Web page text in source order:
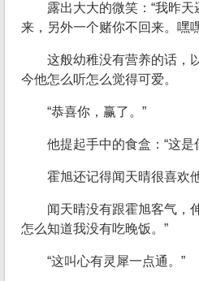
露出大大的微笑：“我昨
来，另外一个赌你不回来。嘿
这般幼稚没有营养的话，
今他怎么听怎么觉得可爱。
“恭喜你，赢了。”
他提起手中的食盒：“这是
霍旭还记得闻天晴很喜欢
闻天晴没有跟霍旭客气，
怎么知道我没有吃晚饭。”
“这叫心有灵犀一点通。”